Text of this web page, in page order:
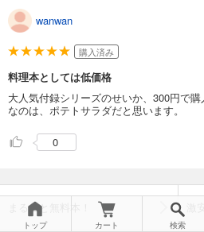
wanwan
購入済み
料理本としては低価格
大人気付録シリーズのせいか、300円で
なのは、ポテトサラダだと思います。
0
まるごと無料本！
トップ カート 検索